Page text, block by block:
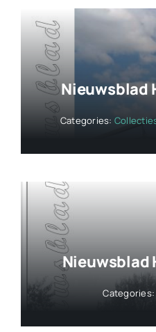
Nieuwsblad
Categories:
Nieuwsblad
Categories: